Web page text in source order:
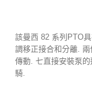
該曼西 82 系列PTO
調移正接合和分離.
傳動. 七直接安裝泵的
騎.